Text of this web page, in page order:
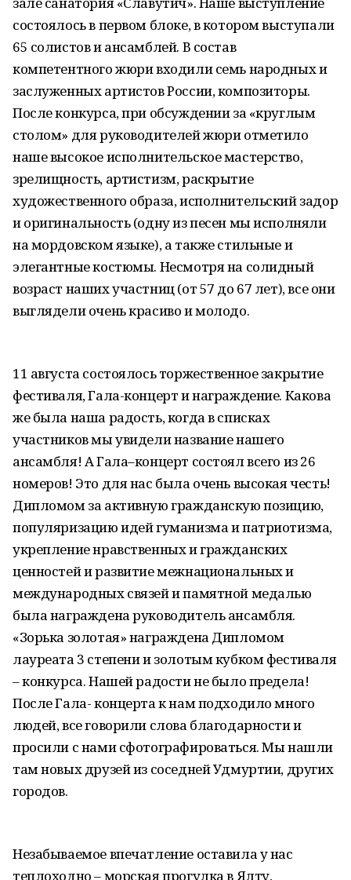
состоялось в первом блоке, в котором выступали
65 солистов и ансамблей. В состав
компетентного жюри входили семь народных и
заслуженных артистов России, композиторы.
После конкурса, при обсуждении за «круглым
столом» для руководителей жюри отметило
наше высокое исполнительское мастерство,
зрелищность, артистизм, раскрытие
художественного образа, исполнительский задор
и оригинальность (одну из песен мы исполняли
на мордовском языке), а также стильные и
элегантные костюмы. Несмотря на солидный
возраст наших участниц (от 57 до 67 лет), все они
выглядели очень красиво и молодо.
11 августа состоялось торжественное закрытие
фестиваля, Гала-концерт и награждение. Какова
же была наша радость, когда в списках
участников мы увидели название нашего
ансамбля! А Гала–концерт состоял всего из 26
номеров! Это для нас была очень высокая честь!
Дипломом за активную гражданскую позицию,
популяризацию идей гуманизма и патриотизма,
укрепление нравственных и гражданских
ценностей и развитие межнациональных и
международных связей и памятной медалью
была награждена руководитель ансамбля.
«Зорька золотая» награждена Дипломом
лауреата 3 степени и золотым кубком фестиваля
– конкурса. Нашей радости не было предела!
После Гала- концерта к нам подходило много
людей, все говорили слова благодарности и
просили с нами сфотографироваться. Мы нашли
там новых друзей из соседней Удмуртии, других
городов.
Незабываемое впечатление оставила у нас
теплоходно – морская прогулка в Ялту,